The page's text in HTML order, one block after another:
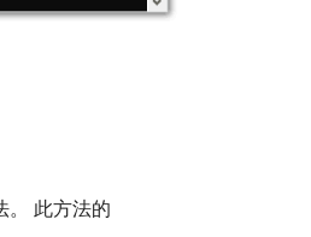
。 此方法的